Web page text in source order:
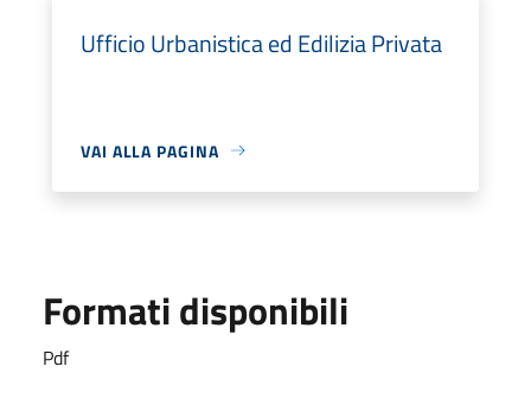
Ufficio Urbanistica ed Edilizia Privata
VAI ALLA PAGINA
Formati disponibili
Pdf